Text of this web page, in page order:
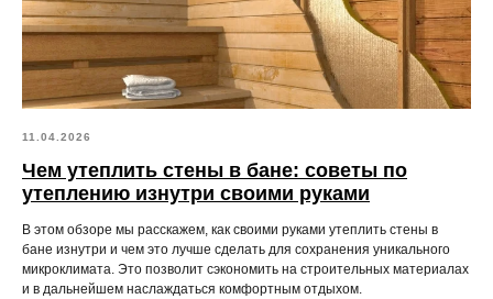
11.04.2026
Чем утеплить стены в бане: советы по
утеплению изнутри своими руками
В этом обзоре мы расскажем, как своими руками утеплить стены в
бане изнутри и чем это лучше сделать для сохранения уникального
микроклимата. Это позволит сэкономить на строительных материалах
и в дальнейшем наслаждаться комфортным отдыхом.